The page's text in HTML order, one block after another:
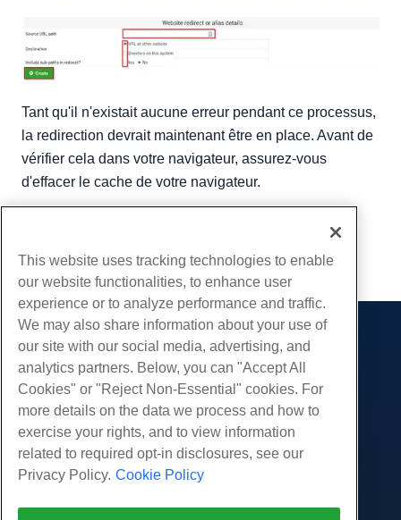
Tant qu'il n'existait aucune erreur pendant ce processus,
la redirection devrait maintenant être en place. Avant de
vérifier cela dans votre navigateur, assurez-vous
d'effacer le cache de votre navigateur.
Copie URL
Des produits
Hébergement Web
Hébergement professionnel
Revendeur Hébergeur
Revendeur en marque blanche
Géré Linux VPS
Windows gérés VPS
Prestations de service
Migrations de sites Web
Communauté
Documentation produit
Tutoriels
Compagnie
À propos de nous
This website uses tracking technologies to enable
our website functionalities, to enhance user
experience or to analyze performance and traffic.
We may also share information about your use of
our site with our social media, advertising, and
analytics partners. Below, you can "Accept All
Cookies" or "Reject Non-Essential" cookies. For
more details on the data we process and how to
exercise your rights, and to view information
related to required opt-in disclosures, see our
Privacy Policy. Cookie Policy